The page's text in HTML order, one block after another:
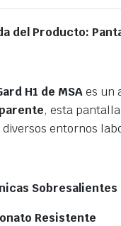
del Producto:
H1 de MSAes un
, esta
entornos
Sobresalientes
Resistente